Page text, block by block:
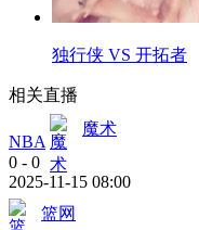
独行侠 VS 开拓者
相关直播
NBA
魔术
0 - 0
2025-11-15 08:00
篮网